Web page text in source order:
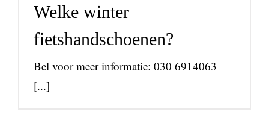
Welke winter
fietshandschoenen?
Bel voor meer informatie: 030 6914063
[...]